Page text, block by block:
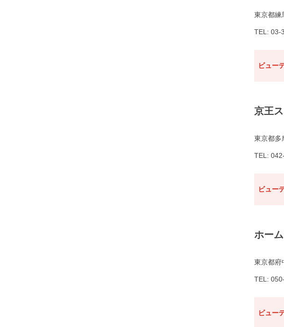
東京都練
TEL: 03-
ビュー
京王
東京都多
TEL:
ビュー
ホー
東京都府
TEL:
ビュー